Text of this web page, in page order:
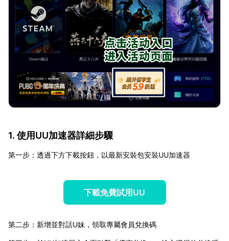
1. 使用UU加速器詳細步驟
第一步：透過下方下載按鈕，以最新安裝包安裝UU加速器
下載免費試用UU
第二步：新增並對話U妹，領取專屬會員兌換碼